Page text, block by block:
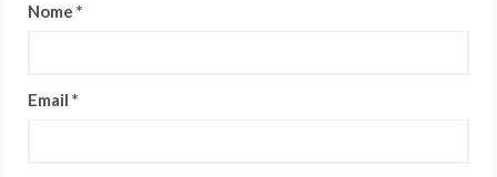
Nome *
Email *